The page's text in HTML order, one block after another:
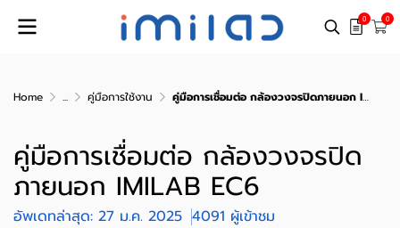
0 0
Home ... คู่มือการใช้งาน คู่มือการเชื่อมต่อ กล้องวงจรปิดภายนอก IMILAB EC6
คู่มือการเชื่อมต่อ กล้องวงจรปิด
ภายนอก IMILAB EC6
อัพเดทล่าสุด: 27 ม.ค. 2025 4091 ผู้เข้าชม